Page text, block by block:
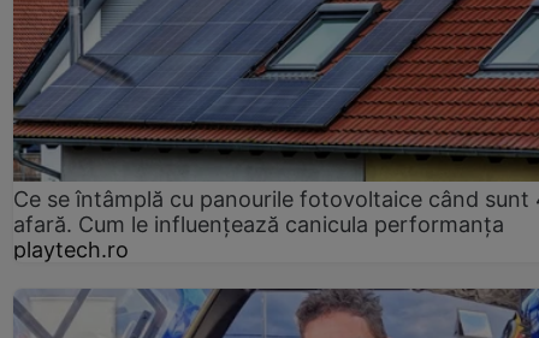
Ce se întâmplă cu panourile fotovoltaice când sunt
afară. Cum le influențează canicula performanța
playtech.ro